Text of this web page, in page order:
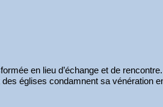
en lieu d’échange et de rencontre.
églises condamnent sa vénération